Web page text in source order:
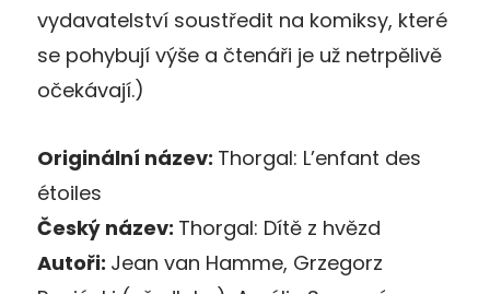
vydavatelství soustředit na komiksy, které
se pohybují výše a čtenáři je už netrpělivě
očekávají.)
Originální název: Thorgal: L’enfant des
étoiles
Český název: Thorgal: Dítě z hvězd
Autoři: Jean van Hamme, Grzegorz